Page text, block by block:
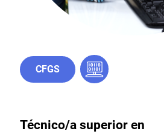
CFGS
Técnico/a superior en